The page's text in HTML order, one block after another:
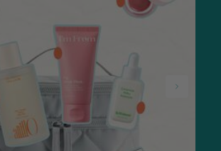
стан шкіри. Для боротьби з набряками
ролер з рожевого кварцу або будь-який
каменю. Вони сприяють відтоку
тонус шкіри.
пор варто вибрати силіконову
або спонж Конняку. Вони делікатно
та залишки косметики, не
барʼєр.
— підтяжка овалу обличчя, використовуйте
пропрацьовує масажні лінії та створює
вже після кількох сеансів.